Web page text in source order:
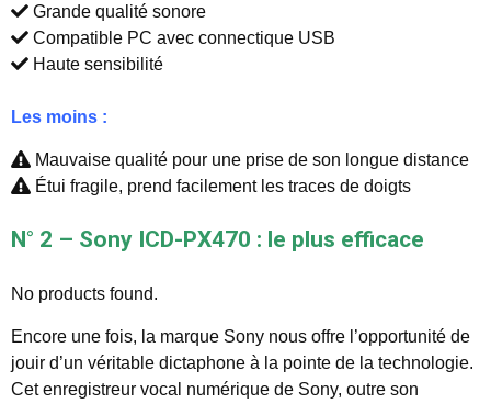
Grande qualité sonore
Compatible PC avec connectique USB
Haute sensibilité
Les moins :
Mauvaise qualité pour une prise de son longue distance
Étui fragile, prend facilement les traces de doigts
N° 2 – Sony ICD-PX470 : le plus efficace
No products found.
Encore une fois, la marque Sony nous offre l’opportunité de
jouir d’un véritable dictaphone à la pointe de la technologie.
Cet enregistreur vocal numérique de Sony, outre son